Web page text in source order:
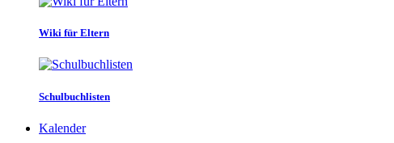
Wiki für Eltern
Schulbuchlisten
Kalender